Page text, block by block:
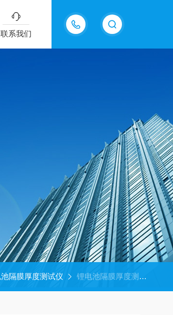
15098975615
联系我们
隔膜厚度测试仪 锂电池隔膜厚度测试仪CHY-G